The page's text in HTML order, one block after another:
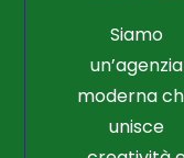
Siamo
un’agenzia
moderna
unisce